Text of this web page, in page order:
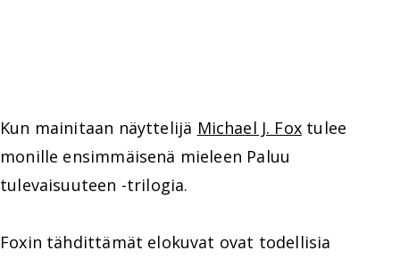
Kun mainitaan näyttelijä Michael J. Fox tulee
monille ensimmäisenä mieleen Paluu
tulevaisuuteen -trilogia.
Foxin tähdittämät elokuvat ovat todellisia